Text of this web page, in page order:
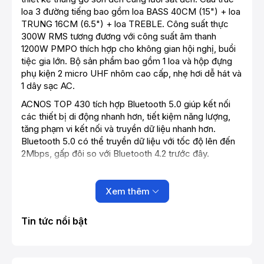
loa 3 đường tiếng bao gồm loa BASS 40CM (15") + loa
TRUNG 16CM (6.5") + loa TREBLE. Công suất thực
300W RMS tương đương với công suất âm thanh
1200W PMPO thích hợp cho không gian hội nghị, buổi
tiệc gia lớn. Bộ sản phẩm bao gồm 1 loa và hộp đựng
phụ kiện 2 micro UHF nhôm cao cấp, nhẹ hơi dễ hát và
1 dây sạc AC.
ACNOS TOP 430 tích hợp Bluetooth 5.0 giúp kết nối
các thiết bị di động nhanh hơn, tiết kiệm năng lượng,
tăng phạm vi kết nối và truyền dữ liệu nhanh hơn.
Bluetooth 5.0 có thể truyền dữ liệu với tốc độ lên đến
2Mbps, gấp đôi so với Bluetooth 4.2 trước đây.
Xem thêm
Tin tức nổi bật